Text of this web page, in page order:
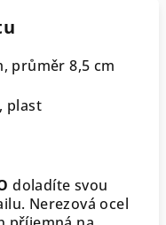
průměr 8,5 cm
plast
doladíte svou
Nerezová ocel